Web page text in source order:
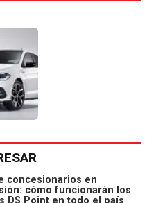
concesionarios en
cómo funcionarán los
DS Point en todo el país